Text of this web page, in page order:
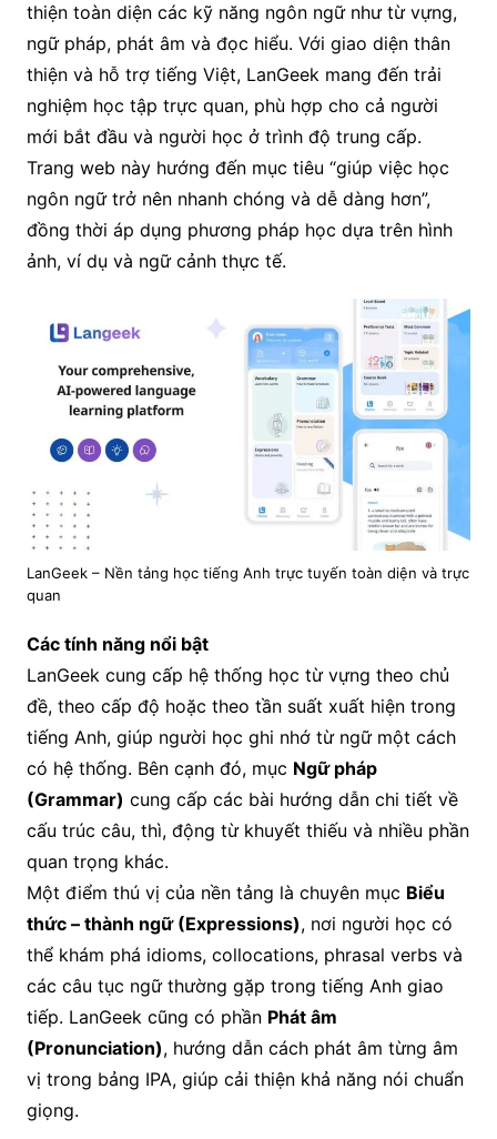
thiện toàn diện các kỹ năng ngôn ngữ như từ vựng,
ngữ pháp, phát âm và đọc hiểu. Với giao diện thân
thiện và hỗ trợ tiếng Việt, LanGeek mang đến trải
nghiệm học tập trực quan, phù hợp cho cả người
mới bắt đầu và người học ở trình độ trung cấp.
Trang web này hướng đến mục tiêu “giúp việc học
ngôn ngữ trở nên nhanh chóng và dễ dàng hơn”,
đồng thời áp dụng phương pháp học dựa trên hình
ảnh, ví dụ và ngữ cảnh thực tế.
LanGeek – Nền tảng học tiếng Anh trực tuyến toàn diện và trực
quan
Các tính năng nổi bật
LanGeek cung cấp hệ thống học từ vựng theo chủ
đề, theo cấp độ hoặc theo tần suất xuất hiện trong
tiếng Anh, giúp người học ghi nhớ từ ngữ một cách
có hệ thống. Bên cạnh đó, mục Ngữ pháp
(Grammar) cung cấp các bài hướng dẫn chi tiết về
cấu trúc câu, thì, động từ khuyết thiếu và nhiều phần
quan trọng khác.
Một điểm thú vị của nền tảng là chuyên mục Biểu
thức – thành ngữ (Expressions), nơi người học có
thể khám phá idioms, collocations, phrasal verbs và
các câu tục ngữ thường gặp trong tiếng Anh giao
tiếp. LanGeek cũng có phần Phát âm
(Pronunciation), hướng dẫn cách phát âm từng âm
vị trong bảng IPA, giúp cải thiện khả năng nói chuẩn
giọng.